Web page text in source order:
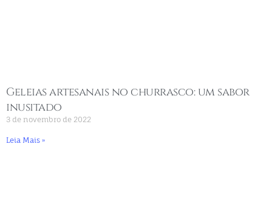
Geleias artesanais no churrasco: um sabor
inusitado
3 de novembro de 2022
Leia Mais »